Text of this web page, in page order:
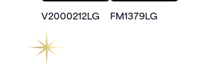
V2000212LG FM1379LG